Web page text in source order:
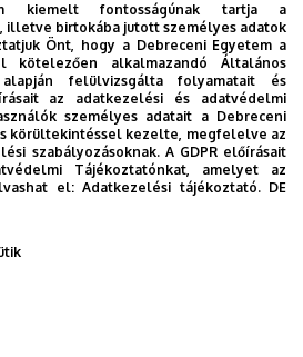
kiemelt fontosságúnak tartja a
illetve birtokába jutott személyes adatok
Önt, hogy a Debreceni Egyetem a
kötelezően alkalmazandó Általános
felülvizsgálta folyamatait és
az adatkezelési és adatvédelmi
személyes adatait a Debreceni
körültekintéssel kezelte, megfelelve az
szabályozásoknak. A GDPR előírásait
Tájékoztatónkat, amelyet az
el:Adatkezelési tájékoztató. DE
igénylése a DE
|Külső személyek rögzítése a
| Súgó|Hibabejelentés